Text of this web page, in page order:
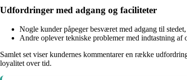
Udfordringer med adgang og faciliteter
Nogle kunder påpeger besværet med adgang til
Andre oplever tekniske problemer med indtastning
Samlet set viser kundernes kommentarer en række
loyalitet over tid.